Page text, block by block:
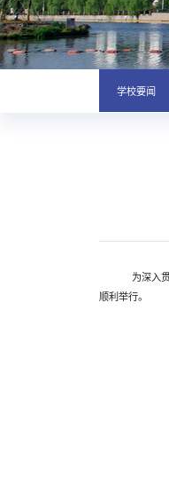
学校要闻
为深入
顺利举行。